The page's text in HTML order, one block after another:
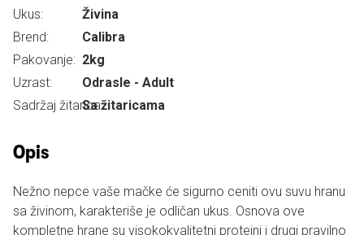
Ukus:
Živina
Brend:
Calibra
Pakovanje: 2kg
Uzrast:
Odrasle - Adult
Sadržaj žitarica:Sa žitaricama
Opis
Nežno nepce vaše mačke će sigurno ceniti ovu suvu hranu
sa živinom, karakteriše je odličan ukus. Osnova ove
kompletne hrane su visokokvalitetni proteini i drugi pravilno